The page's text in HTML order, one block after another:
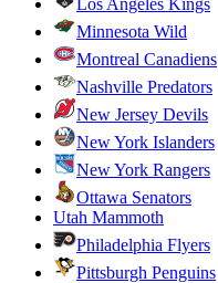
Minnesota Wild
Montreal Canadiens
Nashville Predators
New Jersey Devils
New York Islanders
New York Rangers
Ottawa Senators
Utah Mammoth
Philadelphia Flyers
Pittsburgh Penguins